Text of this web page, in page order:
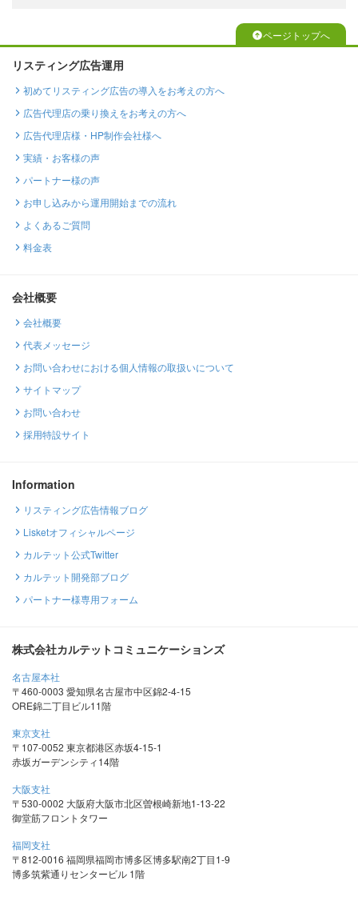
ページトップへ
リスティング広告運用
初めてリスティング広告の導入をお考えの方へ
広告代理店の乗り換えをお考えの方へ
広告代理店様・HP制作会社様へ
実績・お客様の声
パートナー様の声
お申し込みから運用開始までの流れ
よくあるご質問
料金表
会社概要
会社概要
代表メッセージ
お問い合わせにおける個人情報の取扱いについて
サイトマップ
お問い合わせ
採用特設サイト
Information
リスティング広告情報ブログ
Lisketオフィシャルページ
カルテット公式Twitter
カルテット開発部ブログ
パートナー様専用フォーム
株式会社カルテットコミュニケーションズ
名古屋本社
〒460-0003 愛知県名古屋市中区錦2-4-15
ORE錦二丁目ビル11階
東京支社
〒107-0052 東京都港区赤坂4-15-1
赤坂ガーデンシティ14階
大阪支社
〒530-0002 大阪府大阪市北区曽根崎新地1-13-22
御堂筋フロントタワー
福岡支社
〒812-0016 福岡県福岡市博多区博多駅南2丁目1-9
博多筑紫通りセンタービル 1階